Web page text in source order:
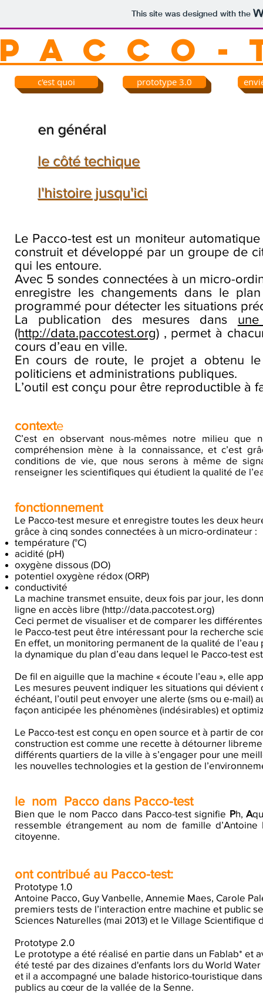
This site was designed with the
en général
le côté techique
l'histoire jusqu'ici
Le Pacco-test est un moniteur
construit et développé par un groupe de
qui les entoure.
Avec 5 sondes connectées à un micro-
enregistre les changements dans le
programmé pour détecter les situations
La publication des mesures dans
(http://data.paccotest.org) , permet à
cours d’eau en ville.
En cours de route, le projet a obtenu le
politiciens et administrations publiques.
L’outil est conçu pour être reproductible à
contexte
C’est en observant nous-mêmes notre milieu
compréhension mène à la connaissance, et c’est
conditions de vie, que nous serons à même de
renseigner les scientifiques qui étudient la qualité de
fonctionnement
Le Pacco-test mesure et enregistre toutes les deux
grâce à cinq sondes connectées à un micro-ordinateur :
température (°C)
acidité (pH)
oxygène dissous (DO)
potentiel oxygène rédox (ORP)
conductivité
La machine transmet ensuite, deux fois par jour, les
ligne en accès libre (http://data.paccotest.org)
Ceci permet de visualiser et de comparer les
le Pacco-test peut être intéressant pour la recherche
En effet, un monitoring permanent de la qualité de
la dynamique du plan d’eau dans lequel le Pacco-test
De fil en aiguille que la machine « écoute l’eau », elle
Les mesures peuvent indiquer les situations qui dévient
échéant, l’outil peut envoyer une alerte (sms ou e-mail)
façon anticipée les phénomènes (indésirables) et
Le Pacco-test est conçu en open source et à partir de
construction est comme une recette à détourner
différents quartiers de la ville à s’engager pour une
les nouvelles technologies et la gestion de
le nom Pacco dans Pacco-test
Bien que le nom Pacco dans Pacco-test signifie Ph,A
ressemble étrangement au nom de famille
citoyenne.
ont contribué au Pacco-test:
Prototype 1.0
Antoine Pacco, Guy Vanbelle, Annemie Maes, Carole
premiers tests de l’interaction entre machine et public
Sciences Naturelles (mai 2013) et le Village Scientifique
Prototype 2.0
Le prototype a été réalisé en partie dans un Fablab* et
été testé par des dizaines d'enfants lors du World
et il a accompagné une balade historico-touristique
publics au cœur de la vallée de la Senne.
A C C O -
prototype 3.0
c'est quoi